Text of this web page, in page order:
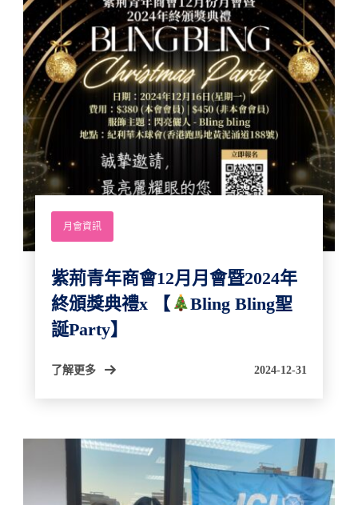
月會資訊
紫荊青年商會12月月會暨2024年
終頒獎典禮x 【
Bling Bling聖
誕Party】
了解更多 2024-12-31